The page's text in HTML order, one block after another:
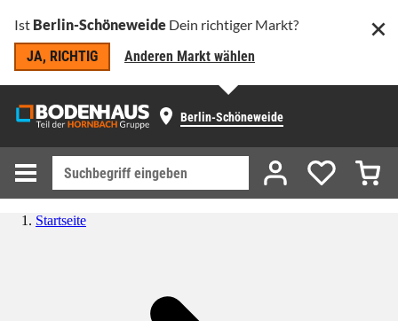
Ist Berlin-Schöneweide Dein richtiger Markt?
JA, RICHTIG
Anderen Markt wählen
Berlin-Schöneweide
Startseite